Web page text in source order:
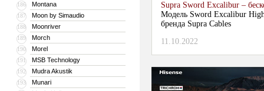
186 Montana
187 Moon by Simaudio
188 Moonriver
189 Morch
190 Morel
191 MSB Technology
192 Mudra Akustik
193 Munari
Supra Sword Excalibur –
Модель Sword Excalibur High
бренда Supra Cables
11.10.2022